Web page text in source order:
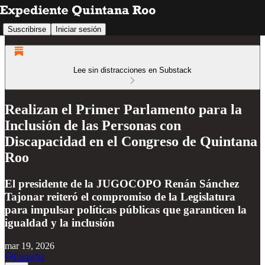
Suscribirse Iniciar sesión
Lee sin distracciones en Substack
Realizan el Primer Parlamento para la
Inclusión de las Personas con
Discapacidad en el Congreso de Quintana
Roo
El presidente de la JUGOCOPO Renán Sánchez
Tajonar reiteró el compromiso de la Legislatura
para impulsar políticas públicas que garanticen la
igualdad y la inclusión
mar 19, 2026
Escucha